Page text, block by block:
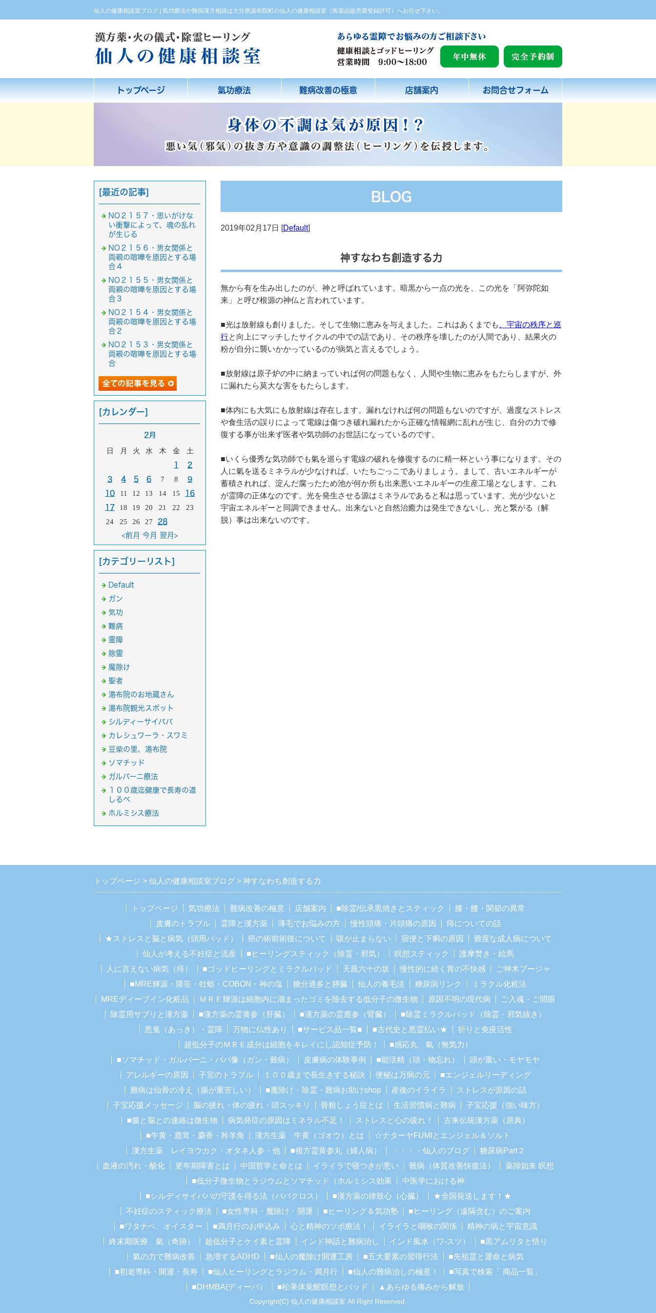
仙人の健康相談室ブログ | 気功療法や難病漢方相談は大分県湯布院町の仙人の健康相談室（医薬品販売業登録許可）へお任せ下さい。
トップページ 氣功療法 難病改善の極意 店舗案内 お問合せフォーム
BLOG
2019年02月17日 [Default]
神すなわち創造する力
無から有を生み出したのが、神と呼ばれています。暗黒から一点の光を、この光を「阿弥陀如
来」と呼び根源の神仏と言われています。
■光は放射線も創りました。そして生物に恵みを与えました。これはあくまでも
、宇宙の秩序と巡
行と向上にマッチしたサイクルの中での話であり、その秩序を壊したのが人間であり、結果火の
粉が自分に襲いかかっているのが病気と言えるでしょう。
■放射線は原子炉の中に納まっていれば何の問題もなく、人間や生物に恵みをもたらしますが、外
に漏れたら莫大な害をもたらします。
■体内にも大気にも放射線は存在します。漏れなければ何の問題もないのですが、過度なストレス
や食生活の誤りによって電線は傷つき破れ漏れたから正確な情報網に乱れが生じ、自分の力で修
復する事が出来ず医者や気功師のお世話になっているのです。
■いくら優秀な気功師でも氣を巡らす電線の破れを修復するのに精一杯という事になります。その
人に氣を送るミネラルが少なければ、いたちごっこでありましょう。まして、古いエネルギーが
蓄積されれば、淀んだ腐ったため池が何か所も出来悪いエネルギーの生産工場となします。これ
が霊障の正体なのです。光を発生させる源はミネラルであると私は思っています。光が少ないと
宇宙エネルギーと同調できません。出来ないと自然治癒力は発生できないし、光と繋がる（解
脱）事は出来ないのです。
[最近の記事]
NO２１５７・思いがけな
い衝撃によって、魂の乱れ
が生じる
NO２１５６・男女関係と
両親の喧嘩を原因とする場
合４
NO２１５５・男女関係と
両親の喧嘩を原因とする場
合３
NO２１５４・男女関係と
両親の喧嘩を原因とする場
合２
NO２１５３・男女関係と
両親の喧嘩を原因とする場
合
[カレンダー]
2月
日 月 火 水 木 金 土
1
2
3
4 5 6 7 8
9
10
11 12 13 14 15
16
17
18 19 20 21 22
23
24
25 26 27
28
<前月 今月 翌月>
[カテゴリーリスト]
Default
ガン
気功
難病
霊障
除霊
魔除け
聖者
湯布院のお地蔵さん
湯布院観光スポット
シルディーサイババ
カレシュワーラ・スワミ
豆柴の里、湯布院
ソマチッド
ガルバーニ療法
１００歳迄健康で長寿の道
しるべ
ホルミシス療法
トップページ 仙人の健康相談室ブログ 神すなわち創造する力
トップページ 気功療法 難病改善の極意 店舗案内 ■除霊/伝承黒焼きとスティック
膝・腰・関節の異常
皮膚のトラブル
霊障と漢方薬 薄毛でお悩みの方 慢性頭痛・片頭痛の原因
痔についての話
★ストレスと脳と病気（頭用パッド）
癌の術前術後について 咳が止まらない 宿便と下痢の原因
難度な成人病について
仙人が考える不妊症と流産
■ヒーリングスティック（除霊・邪気） 瞑想スティック
護摩焚き・絵馬
人に言えない病気（痔）
■ゴッドヒーリングとミラクルパッド 天風六十の坂 慢性的に続く胃の不快感
ご神木プージャ
■MRE輝源・隈笹・牡蛎・COBON・神の塩
糖分過多と膵臓 仙人の養毛法 糖尿病リンク
ミラクル化粧法
MREディープイン化粧品
ＭＲＥ輝源は細胞内に溜まったゴミを除去する低分子の微生物 原因不明の現代病
ご入魂・ご開眼
除霊用サプリと漢方薬
■漢方薬の霊黄参（肝臓） ■漢方薬の霊鹿参（腎臓）
■除霊ミラクルパッド（除霊・邪気抜き）
悪鬼（あっき）・霊障
万物に仏性あり ■サービス品一覧■ ■古代史と悪霊払い★
祈りと免疫活性
超低分子のＭＲＥ成分は細胞をキレイにし認知症予防！
■感応丸 氣（無気力）
■ソマチッド・ガルバーニ・ババ像（ガン・難病）
皮膚病の体験事例 ■能活精（頭・物忘れ）
頭が重い・モヤモヤ
アレルギーの原因
子宮のトラブル １００歳まで長生きする秘訣 便秘は万病の元
■エンジェルリーディング
難病は仙骨の冷え（腸が重苦しい）
■魔除け・除霊・難病お助けshop 産後のイライラ
ストレスが原因の話
子宝応援メッセージ
脳の疲れ・体の疲れ・頭スッキリ 骨粗しょう症とは 生活習慣病と難病
子宝応援（強い味方）
■腸と脳との連絡は微生物
病気発症の原因はミネラル不足！ ストレスと心の疲れ！
古来伝統漢方薬（原典）
■牛黄・鹿茸・麝香・羚羊角
漢方生薬 牛黄（ゴオウ）とは
☆ナターヤFUMIとエンジェル＆ソルト
漢方生薬 レイヨウカク・オタネ人参・他
■複方霊黄参丸（婦人病） ・・・・仙人のブログ
糖尿病Part２
血液の汚れ・酸化
更年期障害とは 中国哲学と命とは イライラで寝つきが悪い 難病（体質改善快復法）
薬師如来 瞑想
■低分子微生物とラジウムとソマチッド（ホルミシス効果
中医学における神
■シルディサイババの守護を得る法（ババクロス）
■漢方薬の律鼓心（心臓）
★全国発送します！★
不妊症のスティック療法
■女性専科・魔除け・開運 ■ヒーリング＆気功塾
■ヒーリング（遠隔含む）のご案内
■ワタナベ、オイスター
■満月行のお申込み 心と精神のツボ療法！ イライラと咽喉の関係
精神の病と宇宙意識
終末期医療 氣（奇跡）
超低分子とケイ素と霊障 インド神話と難病治し インド風水（ワ-スツ）
■黒アムリタと悟り
氣の力で難病改善
急増するADHD ■仙人の魔除け開運工房 ■五大要素の習得行法
■先祖霊と運命と病気
■初老専科・開運・長寿
■仙人ヒーリングとラジウム・満月行 ■仙人の難病治しの極意！
■写真で検索「 商品一覧」
■DHMBA(ディーバ）
■松果体覚醒瞑想とパッド ▲あらゆる痛みから解放
Copyright(C) 仙人の健康相談室 All Right Reserved.